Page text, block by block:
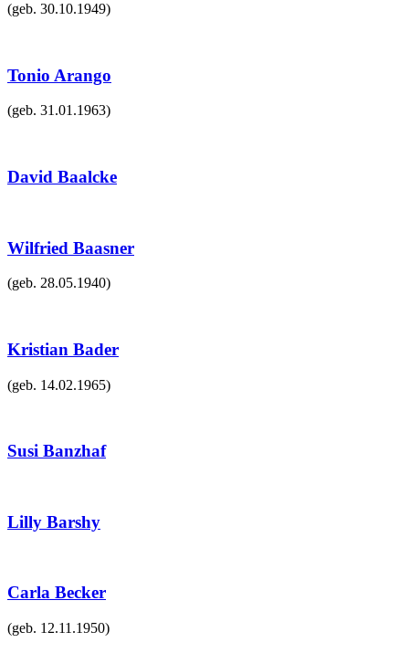
(geb. 30.10.1949)
Tonio Arango
(geb. 31.01.1963)
David Baalcke
Wilfried Baasner
(geb. 28.05.1940)
Kristian Bader
(geb. 14.02.1965)
Susi Banzhaf
Lilly Barshy
Carla Becker
(geb. 12.11.1950)